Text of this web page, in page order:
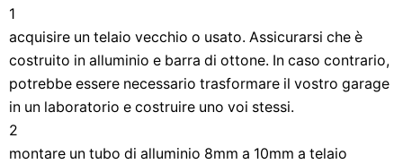
1
acquisire un telaio vecchio o usato. Assicurarsi che è
costruito in alluminio e barra di ottone. In caso contrario,
potrebbe essere necessario trasformare il vostro garage
in un laboratorio e costruire uno voi stessi.
2
montare un tubo di alluminio 8mm a 10mm a telaio